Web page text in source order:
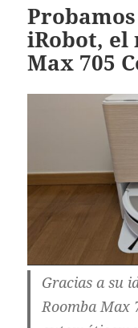
iRobot, el
Max 705
Gracias a su
Roomba Max